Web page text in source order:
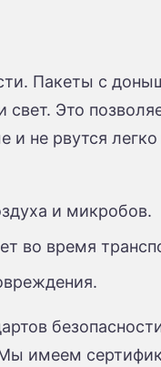
Пакеты с
Это
не рвутся
и микробов.
во время
имеем